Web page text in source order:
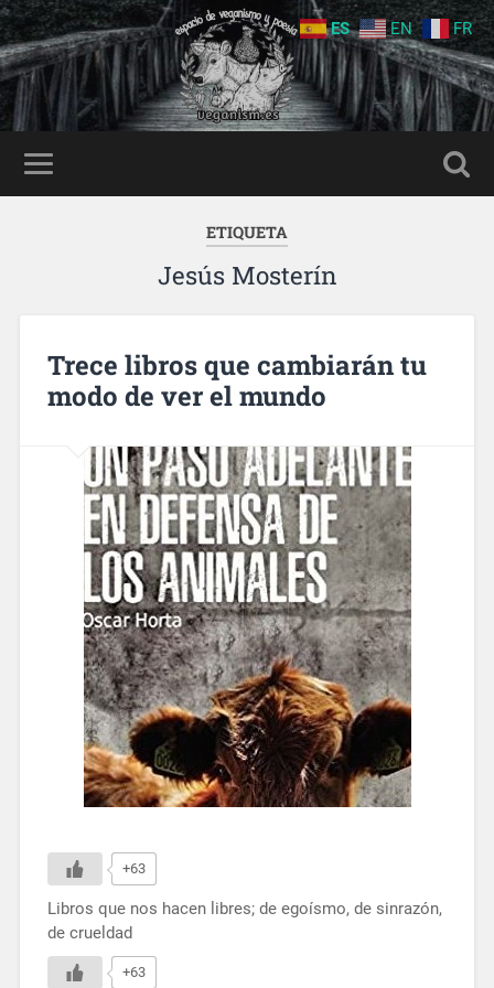
ETIQUETA
Jesús Mosterín
Trece libros que cambiarán tu
modo de ver el mundo
+63
Libros que nos hacen libres; de egoísmo, de sinrazón,
de crueldad
+63
ES EN FR